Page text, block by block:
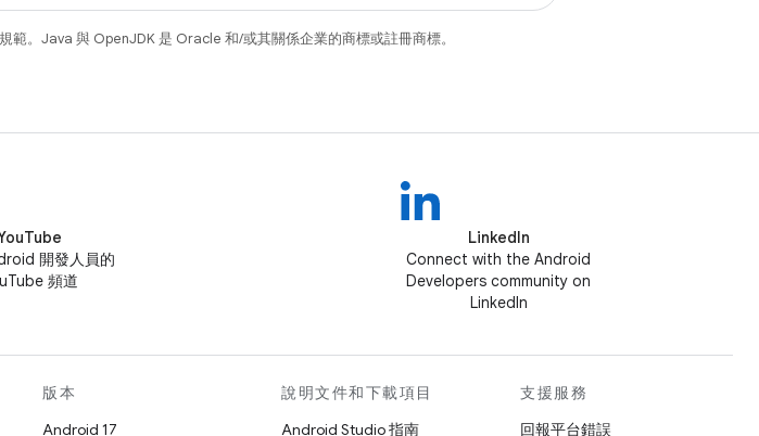
範。Java 與 OpenJDK 是 Oracle 和/或其關係企業的商標或註冊商標。
開發人員的
頻道
LinkedIn
Connect with the Android
Developers community on
LinkedIn
版本
Android 17
說明文件和下載項目
Android Studio 指南
支援服務
回報平台錯誤